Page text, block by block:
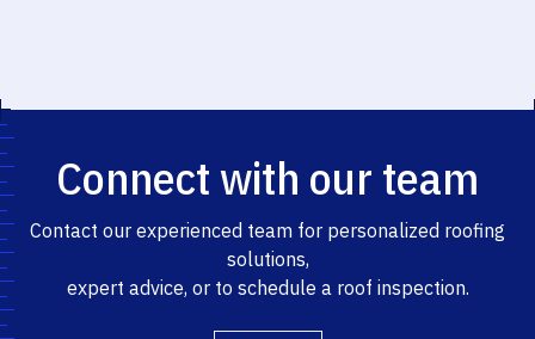
Connect with our team
Contact our experienced team for personalized roofing
solutions,
expert advice, or to schedule a roof inspection.